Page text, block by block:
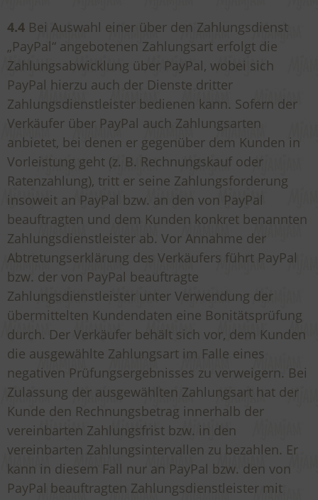
4.4 Bei Auswahl einer über den Zahlungsdienst
„PayPal“ angebotenen Zahlungsart erfolgt die
Zahlungsabwicklung über PayPal, wobei sich
PayPal hierzu auch der Dienste dritter
Zahlungsdienstleister bedienen kann. Sofern der
Verkäufer über PayPal auch Zahlungsarten
anbietet, bei denen er gegenüber dem Kunden in
Vorleistung geht (z. B. Rechnungskauf oder
Ratenzahlung), tritt er seine Zahlungsforderung
insoweit an PayPal bzw. an den von PayPal
beauftragten und dem Kunden konkret benannten
Zahlungsdienstleister ab. Vor Annahme der
Abtretungserklärung des Verkäufers führt PayPal
bzw. der von PayPal beauftragte
Zahlungsdienstleister unter Verwendung der
übermittelten Kundendaten eine Bonitätsprüfung
durch. Der Verkäufer behält sich vor, dem Kunden
die ausgewählte Zahlungsart im Falle eines
negativen Prüfungsergebnisses zu verweigern. Bei
Zulassung der ausgewählten Zahlungsart hat der
Kunde den Rechnungsbetrag innerhalb der
vereinbarten Zahlungsfrist bzw. in den
vereinbarten Zahlungsintervallen zu bezahlen. Er
kann in diesem Fall nur an PayPal bzw. den von
PayPal beauftragten Zahlungsdienstleister mit